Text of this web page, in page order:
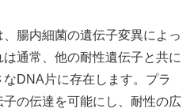
腸内細菌の遺伝子変異によっ
通常、他の耐性遺伝子と共に
DNA片に存在します。プラ
の伝達を可能にし、耐性の広